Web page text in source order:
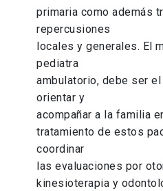
primaria como además
repercusiones
locales y generales. El
pediatra
ambulatorio, debe ser
orientar y
acompañar a la familia
tratamiento de estos
coordinar
las evaluaciones por
kinesioterapia y